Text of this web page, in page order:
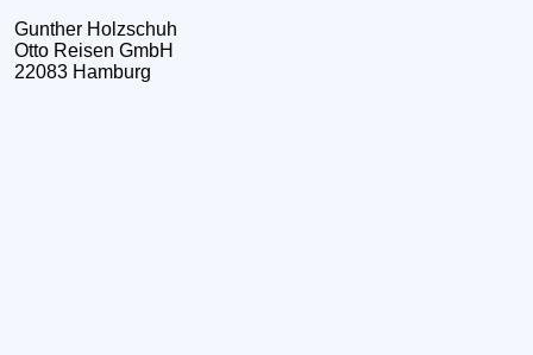
Gunther Holzschuh
Otto Reisen GmbH
22083 Hamburg